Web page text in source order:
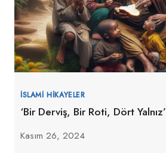
İSLAMI HIKAYELER
‘Bir Derviş, Bir Roti, Dört Yalnız’
Kasım 26, 2024